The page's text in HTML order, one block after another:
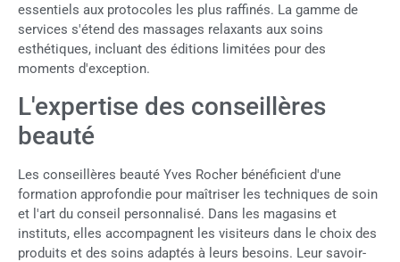
essentiels aux protocoles les plus raffinés. La gamme de
services s'étend des massages relaxants aux soins
esthétiques, incluant des éditions limitées pour des
moments d'exception.
L'expertise des conseillères
beauté
Les conseillères beauté Yves Rocher bénéficient d'une
formation approfondie pour maîtriser les techniques de soin
et l'art du conseil personnalisé. Dans les magasins et
instituts, elles accompagnent les visiteurs dans le choix des
produits et des soins adaptés à leurs besoins. Leur savoir-